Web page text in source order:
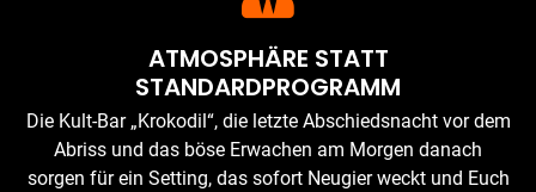
ATMOSPHÄRE STATT
STANDARDPROGRAMM
Die Kult-Bar „Krokodil“, die letzte Abschiedsnacht vor dem
Abriss und das böse Erwachen am Morgen danach
sorgen für ein Setting, das sofort Neugier weckt und Euch